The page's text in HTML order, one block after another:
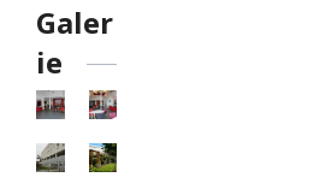
Galer
ie